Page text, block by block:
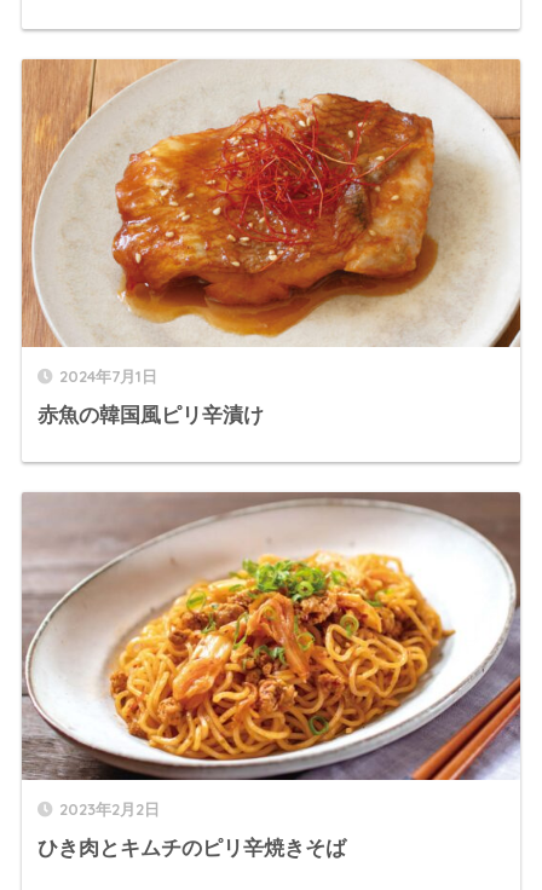
2024年7月1日
赤魚の韓国風ピリ辛漬け
2023年2月2日
ひき肉とキムチのピリ辛焼きそば